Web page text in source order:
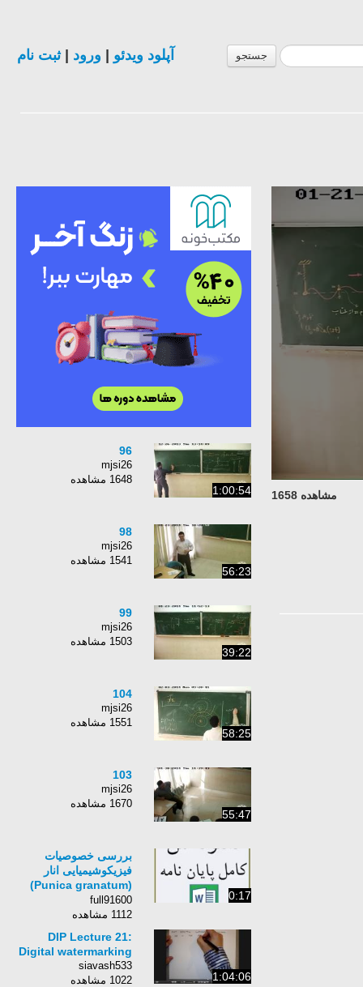
جستجو آپلود ویدئو ورود |ثبت نام
مشاهده 1658 1:00:54
96
mjsi26
1648 مشاهده
56:23
98
mjsi26
1541 مشاهده
39:22
99
mjsi26
1503 مشاهده
58:25
104
mjsi26
1551 مشاهده
55:47
103
mjsi26
1670 مشاهده
0:17
بررسی خصوصیات
فیزیکوشیمیایی انار
(Punica granatum)
رقم شیشه کپ در
اقلیم‌های مختلف ایران
full91600
1112 مشاهده
1:04:06
DIP Lecture 21:
Digital watermarking
siavash533
1022 مشاهده